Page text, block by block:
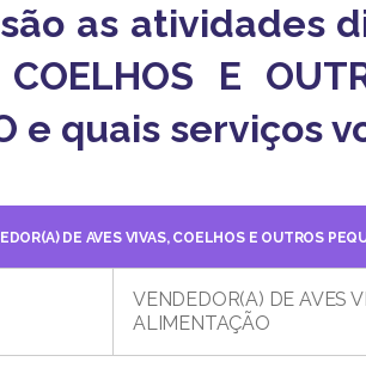
as atividades
E
e quais serviços
DE AVES VIVAS, COELHOS E OUTROS
VENDEDOR(A) DE AVES
ALIMENTAÇÃO